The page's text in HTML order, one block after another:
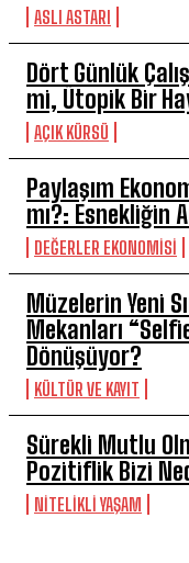
ASLI ASTARI
Dört Günlük
mi, Ütopik Bir
AÇIK KÜRSÜ
Paylaşım
mı?: Esnekliğin
DEĞERLER EKONOMISI
Müzelerin Yeni
Mekanları
Dönüşüyor?
KÜLTÜR VE KAYIT
Sürekli Mutlu
Pozitiflik Bizi
NITELIKLI YAŞAM